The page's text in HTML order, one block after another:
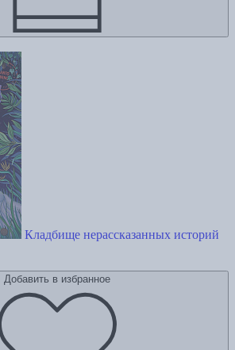
Кладбище нерассказанных историй
Добавить в избранное